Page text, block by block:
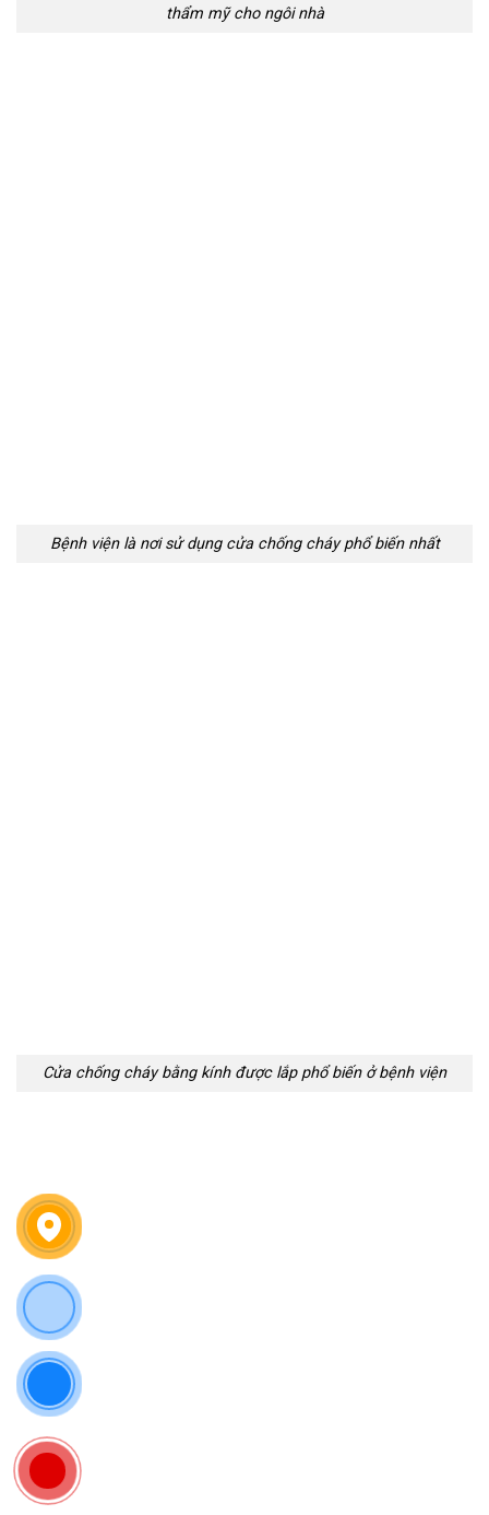
thẩm mỹ cho ngôi nhà
Bệnh viện là nơi sử dụng cửa chống cháy phổ biến nhất
Cửa chống cháy bằng kính được lắp phổ biến ở bệnh viện